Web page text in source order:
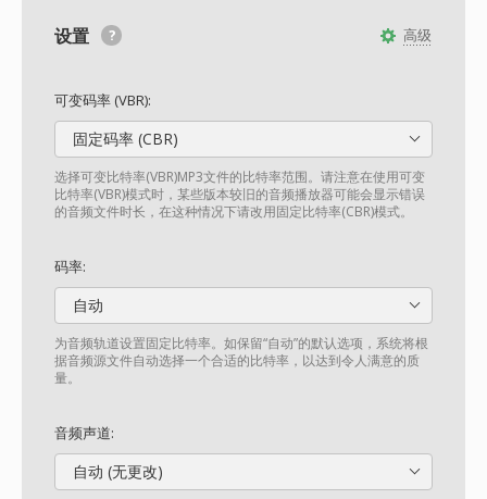
高级
设置
可变码率 (VBR):
固定码率 (CBR)
选择可变比特率(VBR)MP3文件的比特率范围。请注意在使用可变
比特率(VBR)模式时，某些版本较旧的音频播放器可能会显示错误
的音频文件时长，在这种情况下请改用固定比特率(CBR)模式。
码率:
自动
为音频轨道设置固定比特率。如保留“自动”的默认选项，系统将根
据音频源文件自动选择一个合适的比特率，以达到令人满意的质
量。
音频声道:
自动 (无更改)